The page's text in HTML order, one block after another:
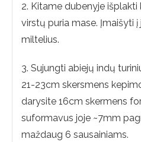
2. Kitame dubenyje išplakti
virstų puria mase. Įmaišyti
miltelius.
3. Sujungti abiejų indų
21-23cm skersmens
darysite 16cm skermens
suformavus joje ~7mm
maždaug 6 sausainiams.